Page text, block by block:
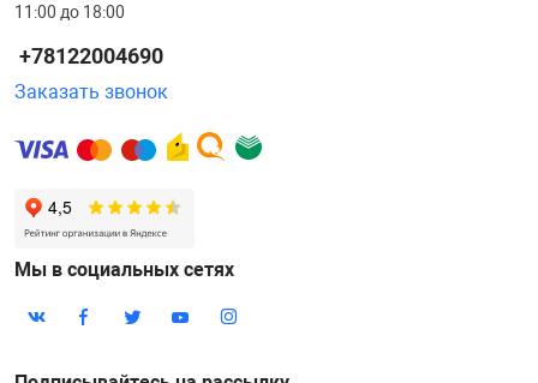
11:00 до 18:00
+78122004690
Заказать звонок
Мы в социальных сетях